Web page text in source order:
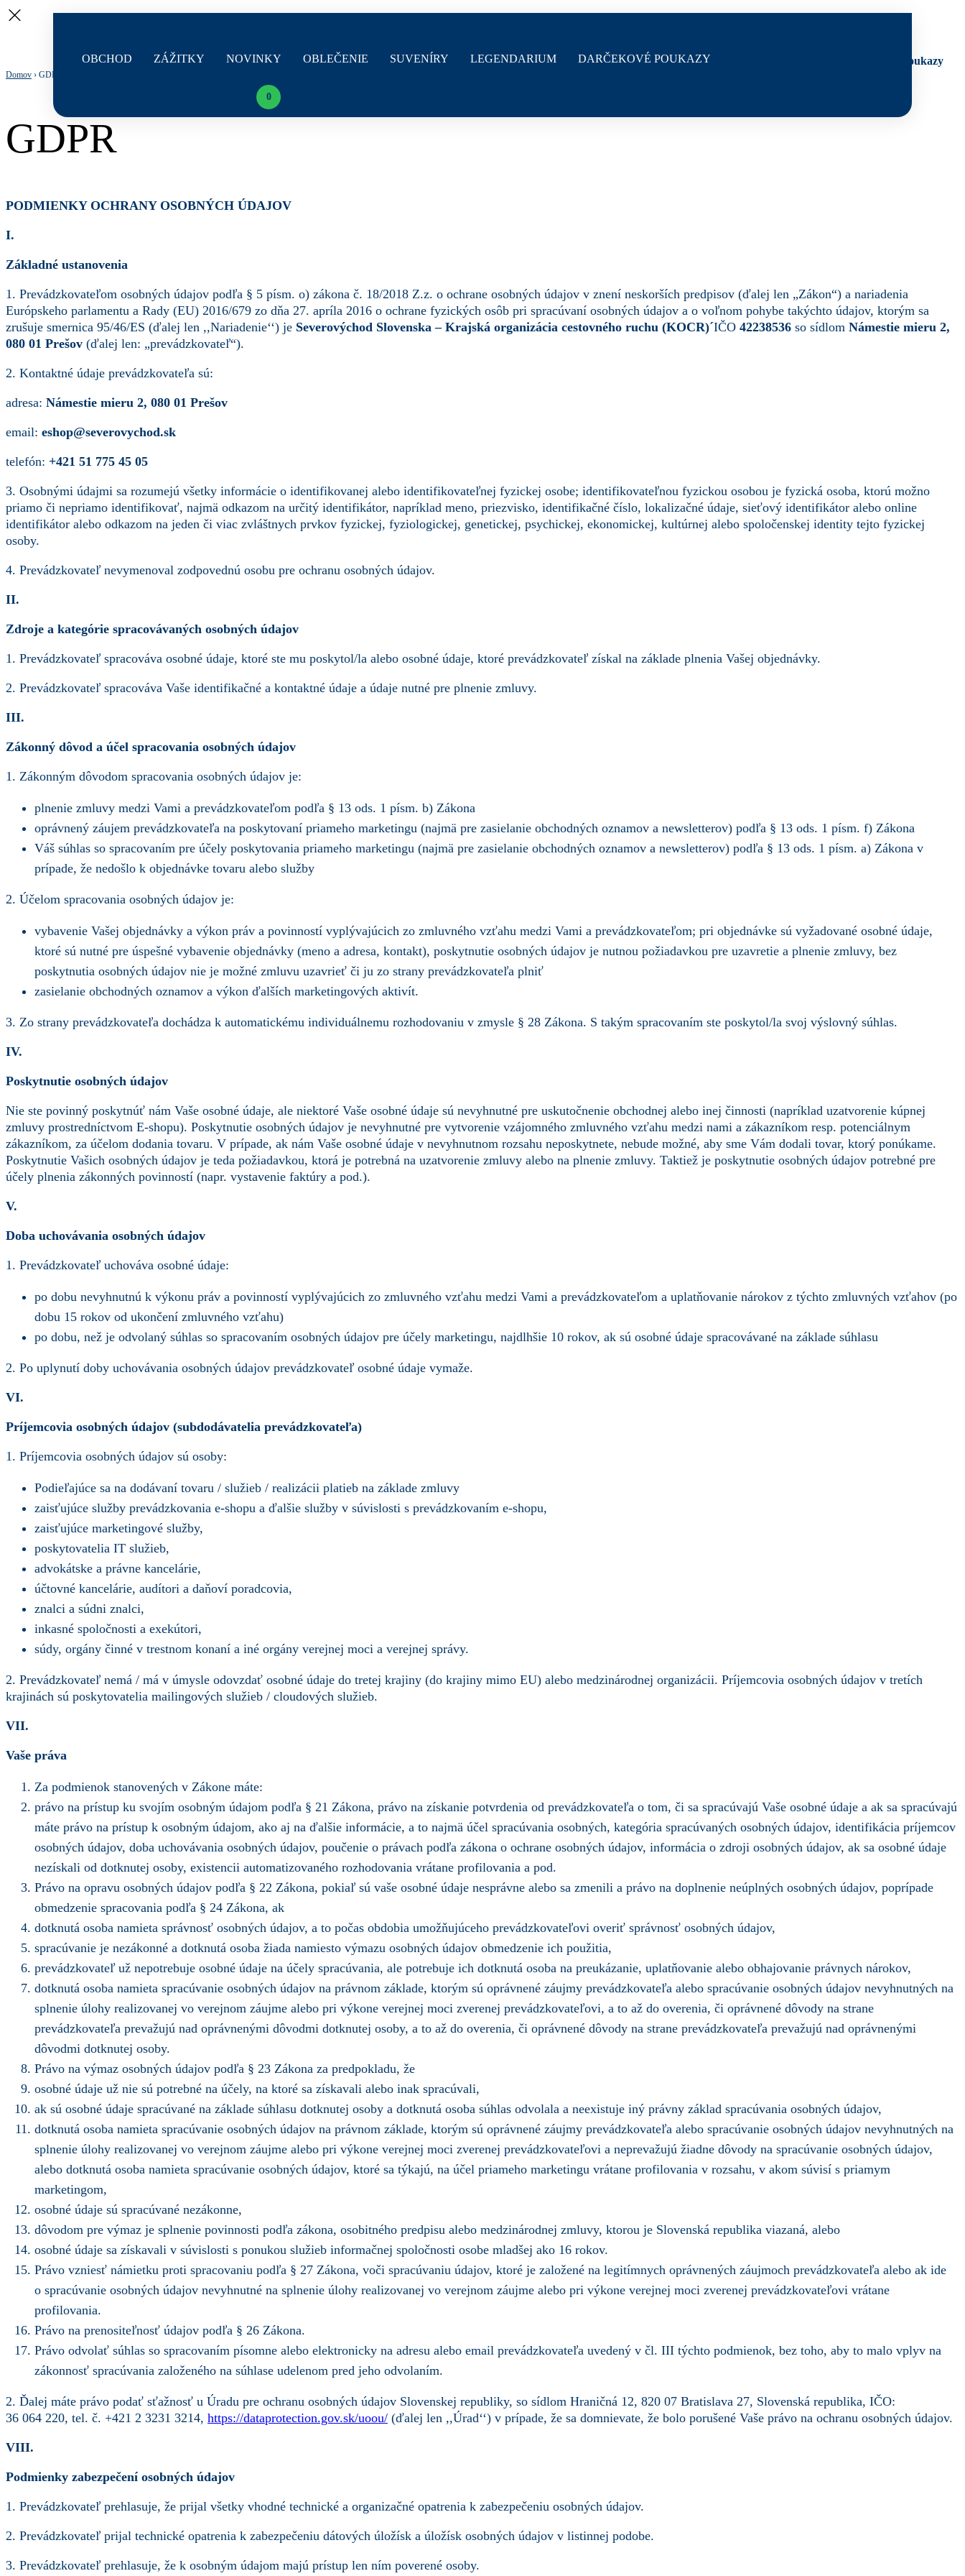
OBCHOD ZÁŽITKY NOVINKY OBLEČENIE SUVENÍRY LEGENDARIUM DARČEKOVÉ POUKAZY
0
Obchod ZÁŽITKY Novinky Oblečenie Suveníry Darčekové poukazy
Domov › GDPR
GDPR
PODMIENKY OCHRANY OSOBNÝCH ÚDAJOV
I.
Základné ustanovenia
1. Prevádzkovateľom osobných údajov podľa § 5 písm. o) zákona č. 18/2018 Z.z. o ochrane osobných údajov v znení neskorších predpisov (ďalej len „Zákon“) a nariadenia
Európskeho parlamentu a Rady (EU) 2016/679 zo dňa 27. apríla 2016 o ochrane fyzických osôb pri spracúvaní osobných údajov a o voľnom pohybe takýchto údajov, ktorým sa
zrušuje smernica 95/46/ES (ďalej len ,,Nariadenie‘‘) je Severovýchod Slovenska – Krajská organizácia cestovného ruchu (KOCR)´IČO 42238536 so sídlom Námestie mieru 2,
080 01 Prešov (ďalej len: „prevádzkovateľ“).
2. Kontaktné údaje prevádzkovateľa sú:
adresa: Námestie mieru 2, 080 01 Prešov
email: eshop@severovychod.sk
telefón: +421 51 775 45 05
3. Osobnými údajmi sa rozumejú všetky informácie o identifikovanej alebo identifikovateľnej fyzickej osobe; identifikovateľnou fyzickou osobou je fyzická osoba, ktorú možno
priamo či nepriamo identifikovať, najmä odkazom na určitý identifikátor, napríklad meno, priezvisko, identifikačné číslo, lokalizačné údaje, sieťový identifikátor alebo online
identifikátor alebo odkazom na jeden či viac zvláštnych prvkov fyzickej, fyziologickej, genetickej, psychickej, ekonomickej, kultúrnej alebo spoločenskej identity tejto fyzickej
osoby.
4. Prevádzkovateľ nevymenoval zodpovednú osobu pre ochranu osobných údajov.
II.
Zdroje a kategórie spracovávaných osobných údajov
1. Prevádzkovateľ spracováva osobné údaje, ktoré ste mu poskytol/la alebo osobné údaje, ktoré prevádzkovateľ získal na základe plnenia Vašej objednávky.
2. Prevádzkovateľ spracováva Vaše identifikačné a kontaktné údaje a údaje nutné pre plnenie zmluvy.
III.
Zákonný dôvod a účel spracovania osobných údajov
1. Zákonným dôvodom spracovania osobných údajov je:
plnenie zmluvy medzi Vami a prevádzkovateľom podľa § 13 ods. 1 písm. b) Zákona
oprávnený záujem prevádzkovateľa na poskytovaní priameho marketingu (najmä pre zasielanie obchodných oznamov a newsletterov) podľa § 13 ods. 1 písm. f) Zákona
Váš súhlas so spracovaním pre účely poskytovania priameho marketingu (najmä pre zasielanie obchodných oznamov a newsletterov) podľa § 13 ods. 1 písm. a) Zákona v
prípade, že nedošlo k objednávke tovaru alebo služby
2. Účelom spracovania osobných údajov je:
vybavenie Vašej objednávky a výkon práv a povinností vyplývajúcich zo zmluvného vzťahu medzi Vami a prevádzkovateľom; pri objednávke sú vyžadované osobné údaje,
ktoré sú nutné pre úspešné vybavenie objednávky (meno a adresa, kontakt), poskytnutie osobných údajov je nutnou požiadavkou pre uzavretie a plnenie zmluvy, bez
poskytnutia osobných údajov nie je možné zmluvu uzavrieť či ju zo strany prevádzkovateľa plniť
zasielanie obchodných oznamov a výkon ďalších marketingových aktivít.
3. Zo strany prevádzkovateľa dochádza k automatickému individuálnemu rozhodovaniu v zmysle § 28 Zákona. S takým spracovaním ste poskytol/la svoj výslovný súhlas.
IV.
Poskytnutie osobných údajov
Nie ste povinný poskytnúť nám Vaše osobné údaje, ale niektoré Vaše osobné údaje sú nevyhnutné pre uskutočnenie obchodnej alebo inej činnosti (napríklad uzatvorenie kúpnej
zmluvy prostredníctvom E-shopu). Poskytnutie osobných údajov je nevyhnutné pre vytvorenie vzájomného zmluvného vzťahu medzi nami a zákazníkom resp. potenciálnym
zákazníkom, za účelom dodania tovaru. V prípade, ak nám Vaše osobné údaje v nevyhnutnom rozsahu neposkytnete, nebude možné, aby sme Vám dodali tovar, ktorý ponúkame.
Poskytnutie Vašich osobných údajov je teda požiadavkou, ktorá je potrebná na uzatvorenie zmluvy alebo na plnenie zmluvy. Taktiež je poskytnutie osobných údajov potrebné pre
účely plnenia zákonných povinností (napr. vystavenie faktúry a pod.).
V.
Doba uchovávania osobných údajov
1. Prevádzkovateľ uchováva osobné údaje:
po dobu nevyhnutnú k výkonu práv a povinností vyplývajúcich zo zmluvného vzťahu medzi Vami a prevádzkovateľom a uplatňovanie nárokov z týchto zmluvných vzťahov (po
dobu 15 rokov od ukončení zmluvného vzťahu)
po dobu, než je odvolaný súhlas so spracovaním osobných údajov pre účely marketingu, najdlhšie 10 rokov, ak sú osobné údaje spracovávané na základe súhlasu
2. Po uplynutí doby uchovávania osobných údajov prevádzkovateľ osobné údaje vymaže.
VI.
Príjemcovia osobných údajov (subdodávatelia prevádzkovateľa)
1. Príjemcovia osobných údajov sú osoby:
Podieľajúce sa na dodávaní tovaru / služieb / realizácii platieb na základe zmluvy
zaisťujúce služby prevádzkovania e-shopu a ďalšie služby v súvislosti s prevádzkovaním e-shopu,
zaisťujúce marketingové služby,
poskytovatelia IT služieb,
advokátske a právne kancelárie,
účtovné kancelárie, audítori a daňoví poradcovia,
znalci a súdni znalci,
inkasné spoločnosti a exekútori,
súdy, orgány činné v trestnom konaní a iné orgány verejnej moci a verejnej správy.
2. Prevádzkovateľ nemá / má v úmysle odovzdať osobné údaje do tretej krajiny (do krajiny mimo EU) alebo medzinárodnej organizácii. Príjemcovia osobných údajov v tretích
krajinách sú poskytovatelia mailingových služieb / cloudových služieb.
VII.
Vaše práva
Za podmienok stanovených v Zákone máte:
právo na prístup ku svojím osobným údajom podľa § 21 Zákona, právo na získanie potvrdenia od prevádzkovateľa o tom, či sa spracúvajú Vaše osobné údaje a ak sa spracúvajú
máte právo na prístup k osobným údajom, ako aj na ďalšie informácie, a to najmä účel spracúvania osobných, kategória spracúvaných osobných údajov, identifikácia príjemcov
osobných údajov, doba uchovávania osobných údajov, poučenie o právach podľa zákona o ochrane osobných údajov, informácia o zdroji osobných údajov, ak sa osobné údaje
nezískali od dotknutej osoby, existencii automatizovaného rozhodovania vrátane profilovania a pod.
Právo na opravu osobných údajov podľa § 22 Zákona, pokiaľ sú vaše osobné údaje nesprávne alebo sa zmenili a právo na doplnenie neúplných osobných údajov, poprípade
obmedzenie spracovania podľa § 24 Zákona, ak
dotknutá osoba namieta správnosť osobných údajov, a to počas obdobia umožňujúceho prevádzkovateľovi overiť správnosť osobných údajov,
spracúvanie je nezákonné a dotknutá osoba žiada namiesto výmazu osobných údajov obmedzenie ich použitia,
prevádzkovateľ už nepotrebuje osobné údaje na účely spracúvania, ale potrebuje ich dotknutá osoba na preukázanie, uplatňovanie alebo obhajovanie právnych nárokov,
dotknutá osoba namieta spracúvanie osobných údajov na právnom základe, ktorým sú oprávnené záujmy prevádzkovateľa alebo spracúvanie osobných údajov nevyhnutných na
splnenie úlohy realizovanej vo verejnom záujme alebo pri výkone verejnej moci zverenej prevádzkovateľovi, a to až do overenia, či oprávnené dôvody na strane
prevádzkovateľa prevažujú nad oprávnenými dôvodmi dotknutej osoby, a to až do overenia, či oprávnené dôvody na strane prevádzkovateľa prevažujú nad oprávnenými
dôvodmi dotknutej osoby.
Právo na výmaz osobných údajov podľa § 23 Zákona za predpokladu, že
osobné údaje už nie sú potrebné na účely, na ktoré sa získavali alebo inak spracúvali,
ak sú osobné údaje spracúvané na základe súhlasu dotknutej osoby a dotknutá osoba súhlas odvolala a neexistuje iný právny základ spracúvania osobných údajov,
dotknutá osoba namieta spracúvanie osobných údajov na právnom základe, ktorým sú oprávnené záujmy prevádzkovateľa alebo spracúvanie osobných údajov nevyhnutných na
splnenie úlohy realizovanej vo verejnom záujme alebo pri výkone verejnej moci zverenej prevádzkovateľovi a neprevažujú žiadne dôvody na spracúvanie osobných údajov,
alebo dotknutá osoba namieta spracúvanie osobných údajov, ktoré sa týkajú, na účel priameho marketingu vrátane profilovania v rozsahu, v akom súvisí s priamym
marketingom,
osobné údaje sú spracúvané nezákonne,
dôvodom pre výmaz je splnenie povinnosti podľa zákona, osobitného predpisu alebo medzinárodnej zmluvy, ktorou je Slovenská republika viazaná, alebo
osobné údaje sa získavali v súvislosti s ponukou služieb informačnej spoločnosti osobe mladšej ako 16 rokov.
Právo vzniesť námietku proti spracovaniu podľa § 27 Zákona, voči spracúvaniu údajov, ktoré je založené na legitímnych oprávnených záujmoch prevádzkovateľa alebo ak ide
o spracúvanie osobných údajov nevyhnutné na splnenie úlohy realizovanej vo verejnom záujme alebo pri výkone verejnej moci zverenej prevádzkovateľovi vrátane
profilovania.
Právo na prenositeľnosť údajov podľa § 26 Zákona.
Právo odvolať súhlas so spracovaním písomne alebo elektronicky na adresu alebo email prevádzkovateľa uvedený v čl. III týchto podmienok, bez toho, aby to malo vplyv na
zákonnosť spracúvania založeného na súhlase udelenom pred jeho odvolaním.
2. Ďalej máte právo podať sťažnosť u Úradu pre ochranu osobných údajov Slovenskej republiky, so sídlom Hraničná 12, 820 07 Bratislava 27, Slovenská republika, IČO:
36 064 220, tel. č. +421 2 3231 3214, https://dataprotection.gov.sk/uoou/ (ďalej len ,,Úrad‘‘) v prípade, že sa domnievate, že bolo porušené Vaše právo na ochranu osobných údajov.
VIII.
Podmienky zabezpečení osobných údajov
1. Prevádzkovateľ prehlasuje, že prijal všetky vhodné technické a organizačné opatrenia k zabezpečeniu osobných údajov.
2. Prevádzkovateľ prijal technické opatrenia k zabezpečeniu dátových úložísk a úložísk osobných údajov v listinnej podobe.
3. Prevádzkovateľ prehlasuje, že k osobným údajom majú prístup len ním poverené osoby.